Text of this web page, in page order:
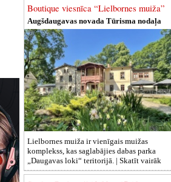
Boutique viesnīca “Lielbornes muiža”
Augšdaugavas novada Tūrisma nodaļa
Lielbornes muiža ir vienīgais muižas
komplekss, kas saglabājies dabas parka
„Daugavas loki“ teritorijā. | Skatīt vairāk